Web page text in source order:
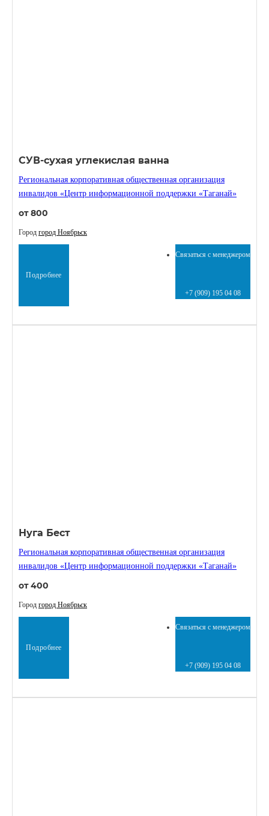
СУВ-сухая углекислая ванна
Региональная корпоративная общественная организация
инвалидов «Центр информационной поддержки «Таганай»
от 800
Город город Ноябрьск
Подробнее
Связаться с менеджером
+7 (909) 195 04 08
Нуга Бест
Региональная корпоративная общественная организация
инвалидов «Центр информационной поддержки «Таганай»
от 400
Город город Ноябрьск
Подробнее
Связаться с менеджером
+7 (909) 195 04 08